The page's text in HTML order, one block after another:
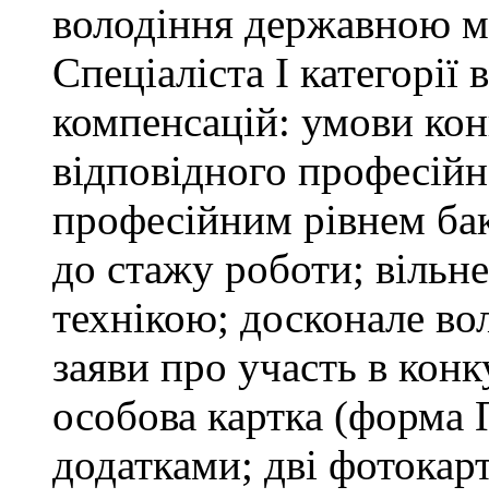
володіння державною
Спеціаліста І
компенсацій: умови
відповідного
професійним рівнем
до стажу роботи;
технікою; досконале
заяви про участь в
особова картка
додатками; дві